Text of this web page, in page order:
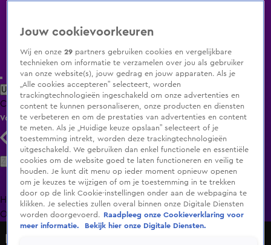
Uitzending Gemist Populaire programma's Zenders Genres
ClipsFilmsRadioSmart TV inlogShop
Volg KIJK
Zoeken
HomeUitzending Gemist Programma's De Bondgenoten
OranjezomerLivestreamsShop
Jouw cookievoorkeuren
Wij en onze29 partners gebruiken cookies en vergelijkbare
technieken om informatie te verzamelen over jou als gebruiker
van onze website(s), jouw gedrag en jouw apparaten. Als je
„Alle cookies accepteren” selecteert, worden
trackingtechnologieën ingeschakeld om onze advertenties en
content te kunnen personaliseren, onze producten en diensten
te verbeteren en om de prestaties van advertenties en content
te meten. Als je „Huidige keuze opslaan” selecteert of je
toestemming intrekt, worden deze trackingtechnologieën
uitgeschakeld. We gebruiken dan enkel functionele en essentiële
cookies om de website goed te laten functioneren en veilig te
houden. Je kunt dit menu op ieder moment opnieuw openen
om je keuzes te wijzigen of om je toestemming in te trekken
door op de link Cookie-instellingen onder aan de webpagina te
klikken. Je selecties zullen overal binnen onze Digitale Diensten
worden doorgevoerd.
Raadpleeg onze Cookieverklaring voor
meer informatie.
Bekijk hier onze Digitale Diensten.